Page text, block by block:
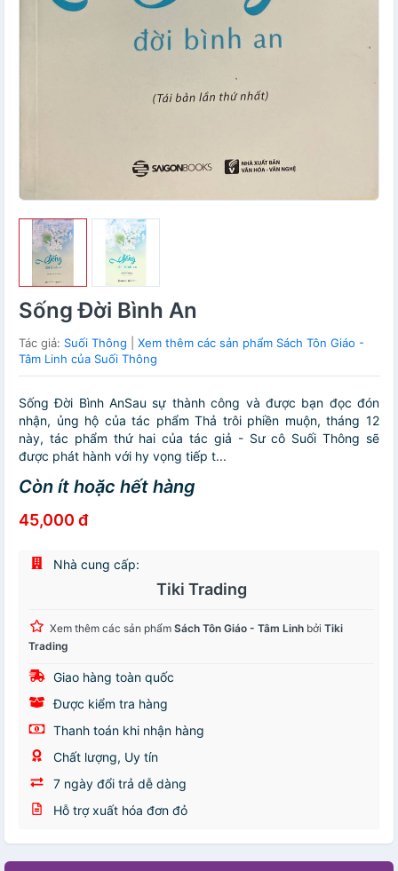
Sống Đời Bình An
Tác giả: Suối Thông
Xem thêm các sản phẩm Sách Tôn Giáo -
Tâm Linh của Suối Thông
Sống Đời Bình AnSau sự thành công và được bạn đọc đón
nhận, ủng hộ của tác phẩm Thả trôi phiền muộn, tháng 12
này, tác phẩm thứ hai của tác giả - Sư cô Suối Thông sẽ
được phát hành với hy vọng tiếp t...
Còn ít hoặc hết hàng
45,000 đ
Nhà cung cấp:
Tiki Trading
Xem thêm các sản phẩm Sách Tôn Giáo - Tâm Linh bởi Tiki
Trading
Giao hàng toàn quốc
Được kiểm tra hàng
Thanh toán khi nhận hàng
Chất lượng, Uy tín
7 ngày đổi trả dễ dàng
Hỗ trợ xuất hóa đơn đỏ